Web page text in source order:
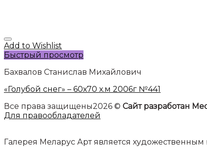
Add to Wishlist
Быстрый просмотр
Бахвалов Станислав Михайлович
«Голубой снег» – 60х70 х.м 2006г №441
Все права защищены2026 © Сайт разработан
Для правообладателей
Галерея Меларус Арт является